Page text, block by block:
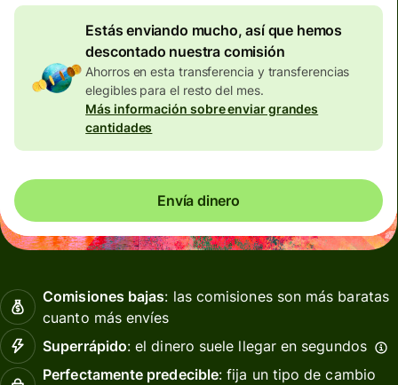
Estás enviando mucho, así que hemos
descontado nuestra comisión
Ahorros en esta transferencia y transferencias
elegibles para el resto del mes.
Más información sobre enviar grandes
cantidades
Envía dinero
Comisiones bajas: las comisiones son más baratas
cuanto más envíes
Superrápido: el dinero suele llegar en segundos
Perfectamente predecible: fija un tipo de cambio